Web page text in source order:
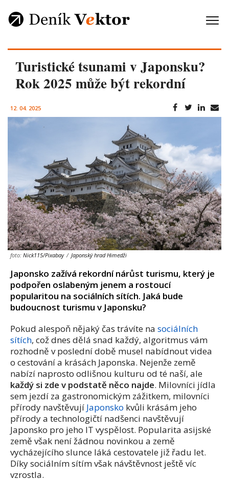
Turistické tsunami v Japonsku?
Rok 2025 může být rekordní
12. 04. 2025
foto: Nick115/Pixabay / Japonský hrad Himedži
Japonsko zažívá rekordní nárůst turismu, který je
podpořen oslabeným jenem a rostoucí
popularitou na sociálních sítích. Jaká bude
budoucnost turismu v Japonsku?
Pokud alespoň nějaký čas trávíte na sociálních
sítích, což dnes dělá snad každý, algoritmus vám
rozhodně v poslední době musel nabídnout videa
o cestování a krásách Japonska. Nejenže země
nabízí naprosto odlišnou kulturu od té naší, ale
každý si zde v podstatě něco najde. Milovníci jídla
sem jezdí za gastronomickým zážitkem, milovníci
přírody navštěvují Japonsko kvůli krásám jeho
přírody a technologičtí nadšenci navštěvují
Japonsko pro jeho IT vyspělost. Popularita asijské
země však není žádnou novinkou a země
vycházejícího slunce láká cestovatele již řadu let.
Díky sociálním sítím však návštěvnost ještě víc
vzrostla.